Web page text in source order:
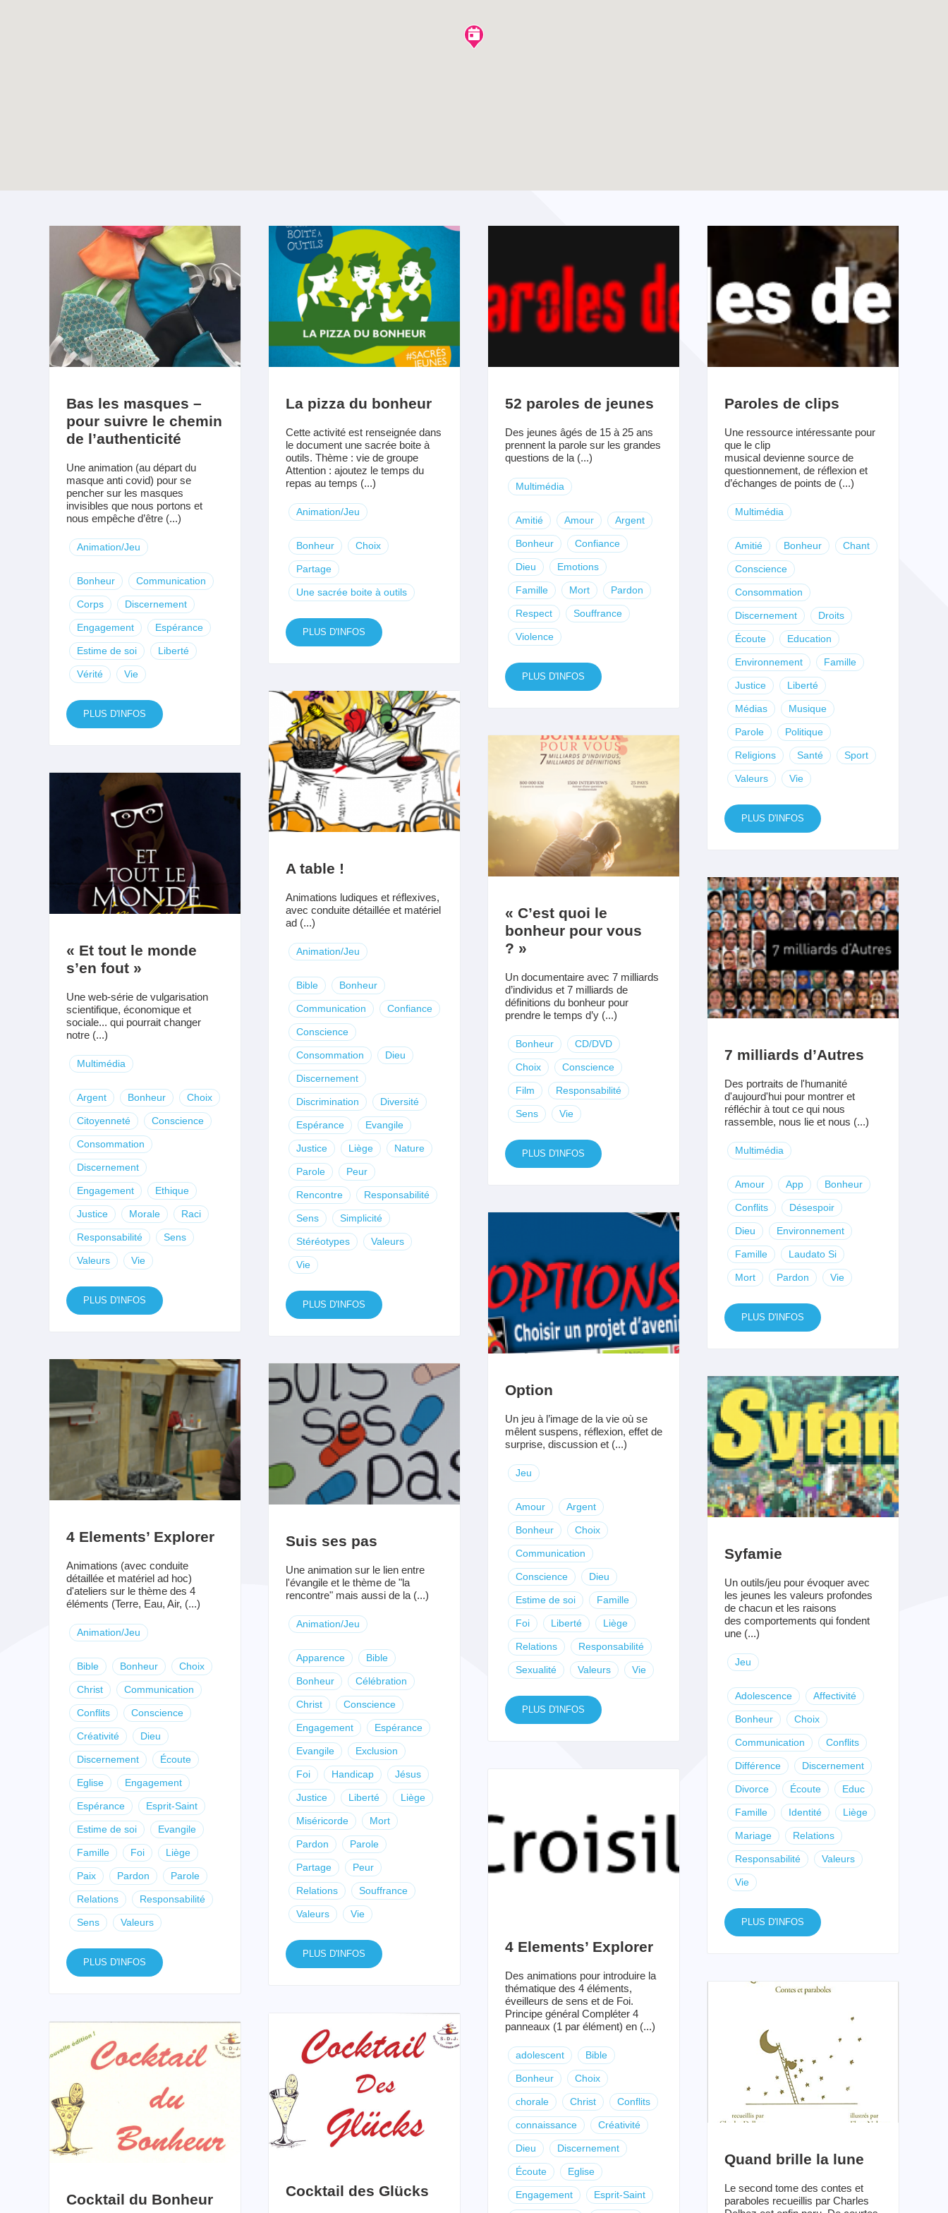
Bas les masques –
pour suivre le chemin
de l’authenticité
Une animation (au départ du
masque anti covid) pour se
pencher sur les masques
invisibles que nous portons et
nous empêche d’être (...)
Animation/Jeu
Bonheur Communication
Corps Discernement
Engagement Espérance
Estime de soi Liberté
Vérité Vie
PLUS D'INFOS
La pizza du bonheur
Cette activité est renseignée dans
le document une sacrée boite à
outils. Thème : vie de groupe
Attention : ajoutez le temps du
repas au temps (...)
Animation/Jeu
Bonheur Choix
Partage
Une sacrée boite à outils
PLUS D'INFOS
52 paroles de jeunes
Des jeunes âgés de 15 à 25 ans
prennent la parole sur les grandes
questions de la (...)
Multimédia
Amitié Amour Argent
Bonheur Confiance
Dieu Emotions
Famille Mort Pardon
Respect Souffrance
Violence
PLUS D'INFOS
Paroles de clips
Une ressource intéressante pour
que le clip
musical devienne source de
questionnement, de réflexion et
d’échanges de points de (...)
Multimédia
Amitié Bonheur Chant
Conscience
Consommation
Discernement Droits
Écoute Education
Environnement Famille
Justice Liberté
Médias Musique
Parole Politique
Religions Santé Sport
Valeurs Vie
PLUS D'INFOS
A table !
Animations ludiques et réflexives,
avec conduite détaillée et matériel
ad (...)
Animation/Jeu
Bible Bonheur
Communication Confiance
Conscience
Consommation Dieu
Discernement
Discrimination Diversité
Espérance Evangile
Justice Liège Nature
Parole Peur
Rencontre Responsabilité
Sens Simplicité
Stéréotypes Valeurs
Vie
PLUS D'INFOS
« C’est quoi le
bonheur pour vous
? »
Un documentaire avec 7 milliards
d’individus et 7 milliards de
définitions du bonheur pour
prendre le temps d’y (...)
Bonheur CD/DVD
Choix Conscience
Film Responsabilité
Sens Vie
PLUS D'INFOS
« Et tout le monde
s’en fout »
Une web-série de vulgarisation
scientifique, économique et
sociale... qui pourrait changer
notre (...)
Multimédia
Argent Bonheur Choix
Citoyenneté Conscience
Consommation
Discernement
Engagement Ethique
Justice Morale Raci
Responsabilité Sens
Valeurs Vie
PLUS D'INFOS
7 milliards d’Autres
Des portraits de l'humanité
d'aujourd'hui pour montrer et
réfléchir à tout ce qui nous
rassemble, nous lie et nous (...)
Multimédia
Amour App Bonheur
Conflits Désespoir
Dieu Environnement
Famille Laudato Si
Mort Pardon Vie
PLUS D'INFOS
Option
Un jeu à l’image de la vie où se
mêlent suspens, réflexion, effet de
surprise, discussion et (...)
Jeu
Amour Argent
Bonheur Choix
Communication
Conscience Dieu
Estime de soi Famille
Foi Liberté Liège
Relations Responsabilité
Sexualité Valeurs Vie
PLUS D'INFOS
4 Elements’ Explorer
Animations (avec conduite
détaillée et matériel ad hoc)
d'ateliers sur le thème des 4
éléments (Terre, Eau, Air, (...)
Animation/Jeu
Bible Bonheur Choix
Christ Communication
Conflits Conscience
Créativité Dieu
Discernement Écoute
Eglise Engagement
Espérance Esprit-Saint
Estime de soi Evangile
Famille Foi Liège
Paix Pardon Parole
Relations Responsabilité
Sens Valeurs
PLUS D'INFOS
Suis ses pas
Une animation sur le lien entre
l'évangile et le thème de "la
rencontre" mais aussi de la (...)
Animation/Jeu
Apparence Bible
Bonheur Célébration
Christ Conscience
Engagement Espérance
Evangile Exclusion
Foi Handicap Jésus
Justice Liberté Liège
Miséricorde Mort
Pardon Parole
Partage Peur
Relations Souffrance
Valeurs Vie
PLUS D'INFOS
Syfamie
Un outils/jeu pour évoquer avec
les jeunes les valeurs profondes
de chacun et les raisons
des comportements qui fondent
une (...)
Jeu
Adolescence Affectivité
Bonheur Choix
Communication Conflits
Différence Discernement
Divorce Écoute Educ
Famille Identité Liège
Mariage Relations
Responsabilité Valeurs
Vie
PLUS D'INFOS
4 Elements’ Explorer
Des animations pour introduire la
thématique des 4 éléments,
éveilleurs de sens et de Foi.
Principe général Compléter 4
panneaux (1 par élément) en (...)
adolescent Bible
Bonheur Choix
chorale Christ Conflits
connaissance Créativité
Dieu Discernement
Écoute Eglise
Engagement Esprit-Saint
Quand brille la lune
Le second tome des contes et
paraboles recueillis par Charles
Cocktail des Glücks
Cocktail du Bonheur